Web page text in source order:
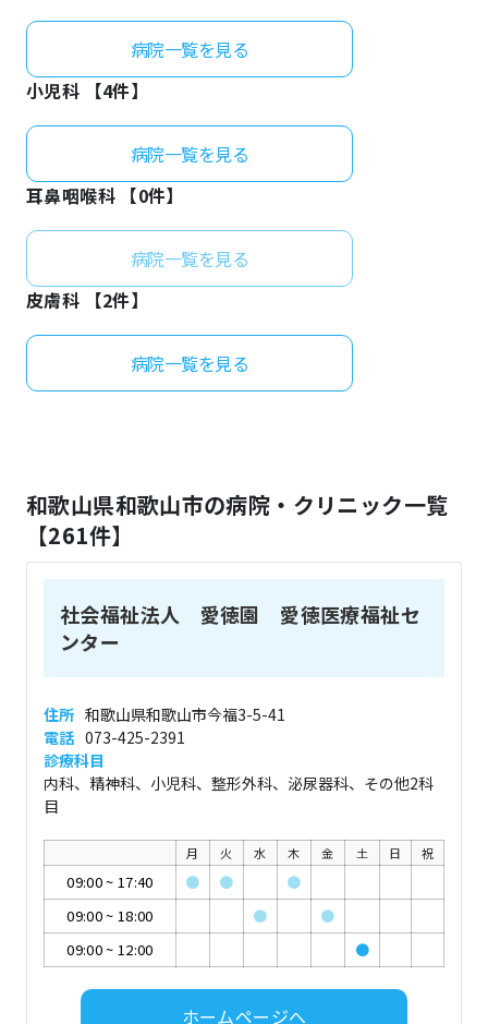
病院一覧を見る
小児科 【4件】
病院一覧を見る
耳鼻咽喉科 【0件】
病院一覧を見る
皮膚科 【2件】
病院一覧を見る
和歌山県和歌山市の病院・クリニック一覧
【261件】
社会福祉法人 愛徳園 愛徳医療福祉セ
ンター
住所 和歌山県和歌山市今福3-5-41
電話 073-425-2391
診療科目
内科、精神科、小児科、整形外科、泌尿器科、その他2科
目
月 火 水 木 金 土 日 祝
09:00~ 17:40 ● ●
●
09:00~ 18:00 ●
●
09:00~ 12:00 ●
ホームページへ